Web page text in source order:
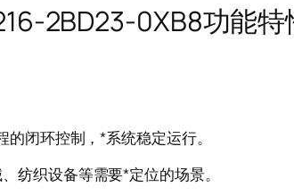
2BD23-0XB8功能特
闭环控制，*系统稳定运行。
纺织设备等需要*定位的场景。